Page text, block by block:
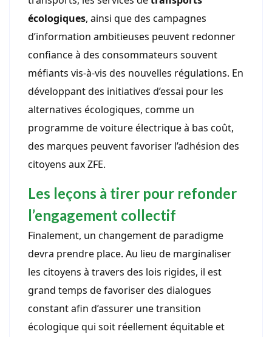
écologiques, ainsi que des campagnes
d’information ambitieuses peuvent redonner
confiance à des consommateurs souvent
méfiants vis-à-vis des nouvelles régulations. En
développant des initiatives d’essai pour les
alternatives écologiques, comme un
programme de voiture électrique à bas coût,
des marques peuvent favoriser l’adhésion des
citoyens aux ZFE.
Les leçons à tirer pour refonder
l’engagement collectif
Finalement, un changement de paradigme
devra prendre place. Au lieu de marginaliser
les citoyens à travers des lois rigides, il est
grand temps de favoriser des dialogues
constant afin d’assurer une transition
écologique qui soit réellement équitable et